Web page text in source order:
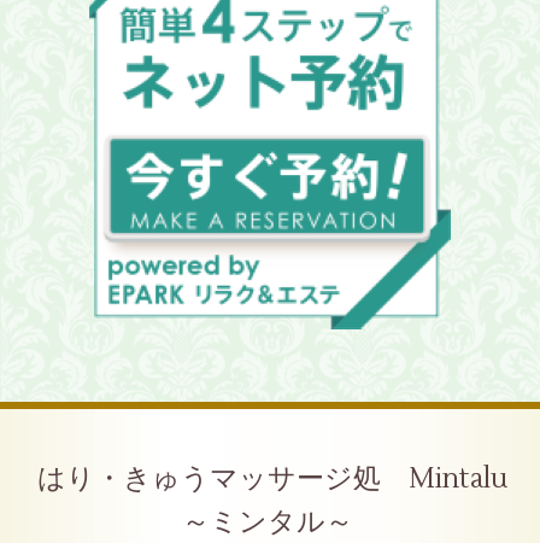
はり・きゅうマッサージ処 Mintalu
～ミンタル～